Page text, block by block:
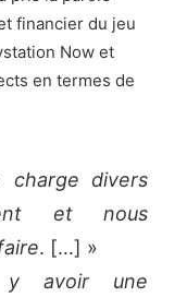
financier du jeu
Now et
en termes de
charge divers
et nous
. […] »
avoir une